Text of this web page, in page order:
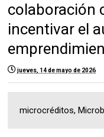
colaboración
incentivar el
jueves, 14 de mayo de 2026
microcréditos,